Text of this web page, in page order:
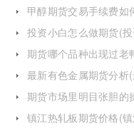
甲醇期货交易手续费如
价格的)
投资小白怎么做期货(
期货哪个品种出现过老
形态的变化)
最新有色金属期货分析
期货市场里明目张胆的
事件是什么)
镇江热轧板期货价格(